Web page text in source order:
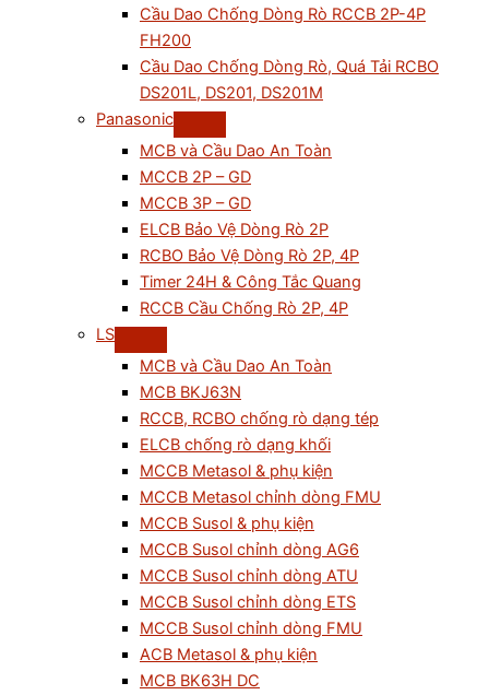
Cầu Dao Chống Dòng Rò RCCB 2P-4P
FH200
Cầu Dao Chống Dòng Rò, Quá Tải RCBO
DS201L, DS201, DS201M
Panasonic
MCB và Cầu Dao An Toàn
MCCB 2P – GD
MCCB 3P – GD
ELCB Bảo Vệ Dòng Rò 2P
RCBO Bảo Vệ Dòng Rò 2P, 4P
Timer 24H & Công Tắc Quang
RCCB Cầu Chống Rò 2P, 4P
LS
MCB và Cầu Dao An Toàn
MCB BKJ63N
RCCB, RCBO chống rò dạng tép
ELCB chống rò dạng khối
MCCB Metasol & phụ kiện
MCCB Metasol chỉnh dòng FMU
MCCB Susol & phụ kiện
MCCB Susol chỉnh dòng AG6
MCCB Susol chỉnh dòng ATU
MCCB Susol chỉnh dòng ETS
MCCB Susol chỉnh dòng FMU
ACB Metasol & phụ kiện
MCB BK63H DC